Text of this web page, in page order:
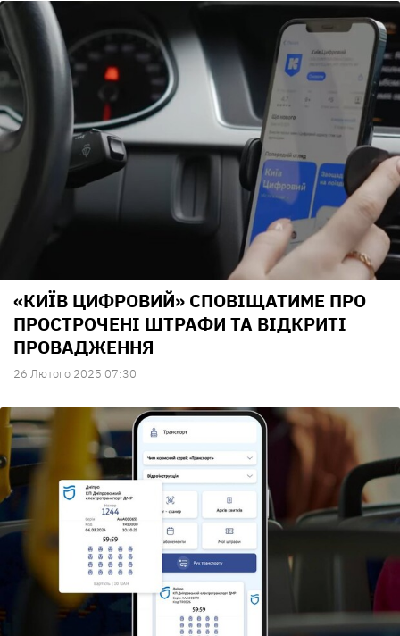
«КИЇВ ЦИФРОВИЙ» СПОВІЩАТИМЕ ПРО
ПРОСТРОЧЕНІ ШТРАФИ ТА ВІДКРИТІ
ПРОВАДЖЕННЯ
26 Лютого 2025 07:30